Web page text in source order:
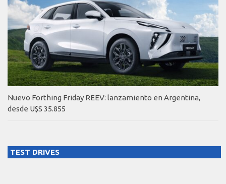
Nuevo Forthing Friday REEV: lanzamiento en Argentina,
desde U$S 35.855
TEST DRIVES